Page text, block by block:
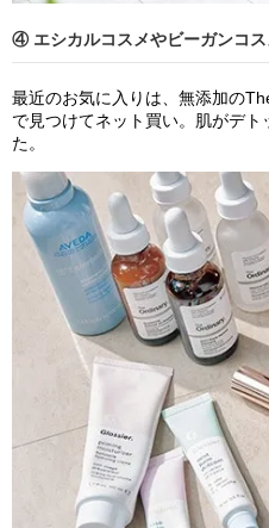
④ エシカルコスメやビーガンコ
最近のお気に入りは、無添加の
で見つけてネット買い。肌がデ
た。